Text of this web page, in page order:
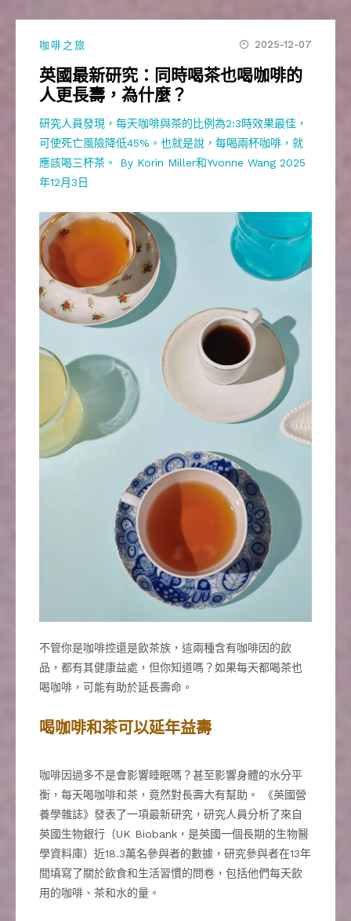
咖啡之旅 2025-12-07
英國最新研究：同時喝茶也喝咖啡的
人更長壽，為什麼？
研究人員發現，每天咖啡與茶的比例為2:3時效果最佳，
可使死亡風險降低45%。也就是說，每喝兩杯咖啡，就
應該喝三杯茶。 By Korin Miller和Yvonne Wang 2025
年12月3日
不管你是咖啡控還是飲茶族，這兩種含有咖啡因的飲
品，都有其健康益處，但你知道嗎？如果每天都喝茶也
喝咖啡，可能有助於延長壽命。
喝咖啡和茶可以延年益壽
咖啡因過多不是會影響睡眠嗎？甚至影響身體的水分平
衡，每天喝咖啡和茶，竟然對長壽大有幫助。 《英國營
養學雜誌》發表了一項最新研究，研究人員分析了來自
英國生物銀行（UK Biobank，是英國一個長期的生物醫
學資料庫）近18.3萬名參與者的數據，研究參與者在13年
間填寫了關於飲食和生活習慣的問卷，包括他們每天飲
用的咖啡、茶和水的量。